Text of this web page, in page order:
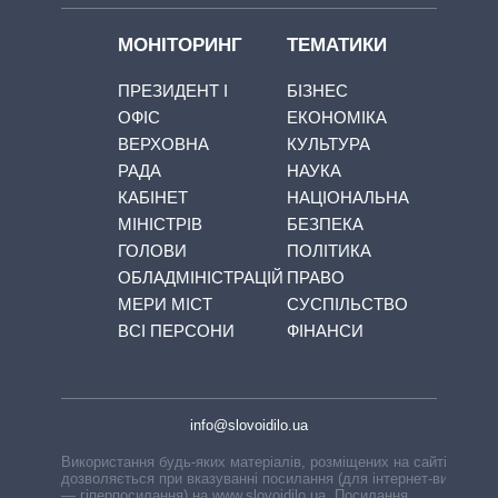
МОНІТОРИНГ
ПРЕЗИДЕНТ І
ОФІС
ВЕРХОВНА
РАДА
КАБІНЕТ
МІНІСТРІВ
ГОЛОВИ
ОБЛАДМІНІСТРАЦІЙ
МЕРИ МІСТ
ВСІ ПЕРСОНИ
ТЕМАТИКИ
БІЗНЕС
ЕКОНОМІКА
КУЛЬТУРА
НАУКА
НАЦІОНАЛЬНА
БЕЗПЕКА
ПОЛІТИКА
ПРАВО
СУСПІЛЬСТВО
ФІНАНСИ
info@slovoidilo.ua
Використання будь-яких матеріалів, розміщених на сайті,
дозволяється при вказуванні посилання (для інтернет-видань